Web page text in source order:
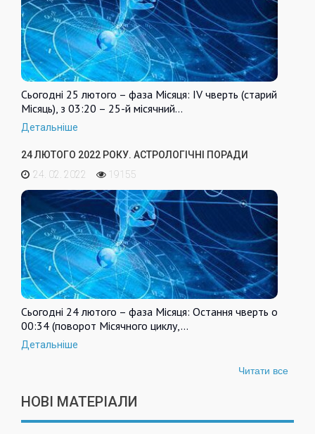
Сьогодні 25 лютого – фаза Місяця: IV чверть (старий
Місяць), з 03:20 – 25-й місячний…
Детальніше
24 ЛЮТОГО 2022 РОКУ. АСТРОЛОГІЧНІ ПОРАДИ
24. 02. 2022
19155
Сьогодні 24 лютого – фаза Місяця: Остання чверть о
00:34 (поворот Місячного циклу,…
Детальніше
Читати все
НОВІ МАТЕРІАЛИ